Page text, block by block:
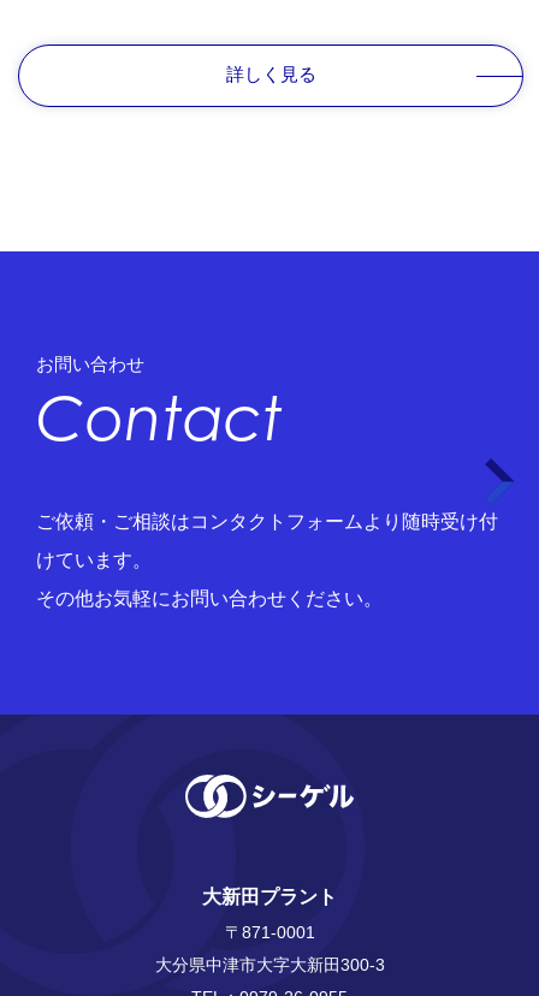
詳しく見る
お問い合わせ
Contact
ご依頼・ご相談はコンタクトフォームより随時受け付
けています。
その他お気軽にお問い合わせください。
⼤新⽥プラント
〒871-0001
大分県中津市大字大新田300-3